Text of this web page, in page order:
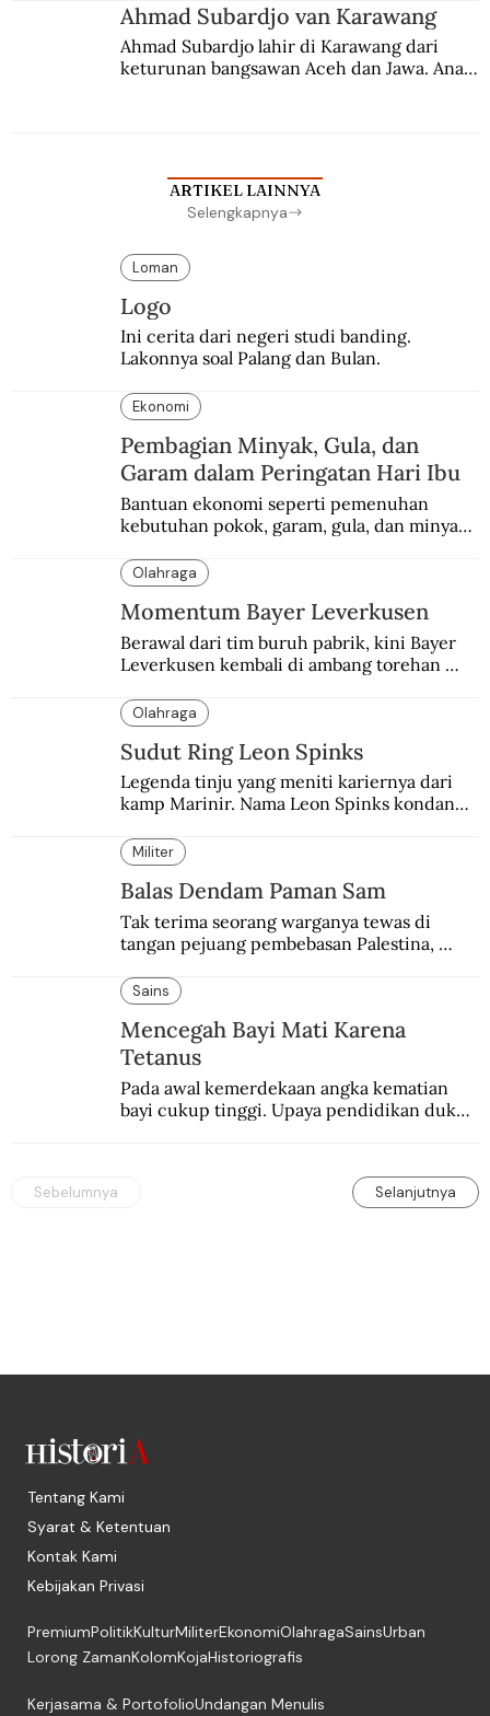
Ahmad Subardjo van Karawang
Ahmad Subardjo lahir di Karawang dari
keturunan bangsawan Aceh dan Jawa. Anak
ARTIKEL LAINNYA
Selengkapnya
Loman
Logo
Ini cerita dari negeri studi banding.
Lakonnya soal Palang dan Bulan.
Ekonomi
Pembagian Minyak, Gula, dan
Garam dalam Peringatan Hari Ibu
Bantuan ekonomi seperti pemenuhan
kebutuhan pokok, garam, gula, dan minyak
peringatan Hari Ibu.
Olahraga
Momentum Bayer Leverkusen
Berawal dari tim buruh pabrik, kini Bayer
Leverkusen kembali di ambang torehan
“Neverkusen”.
Olahraga
Sudut Ring Leon Spinks
Legenda tinju yang meniti kariernya dari
kamp Marinir. Nama Leon Spinks kondang
Muhammad Ali.
Militer
Balas Dendam Paman Sam
Tak terima seorang warganya tewas di
tangan pejuang pembebasan Palestina,
pembalasan.
Sains
Mencegah Bayi Mati Karena
Tetanus
Pada awal kemerdekaan angka kematian
bayi cukup tinggi. Upaya pendidikan dukun
Sebelumnya Selanjutnya
Tentang Kami
Syarat & Ketentuan
Kontak Kami
Kebijakan Privasi
PremiumPolitikKulturMiliterEkonomiOlahragaSainsUrban
Lorong ZamanKolomKojaHistoriografis
Kerjasama & PortofolioUndangan Menulis